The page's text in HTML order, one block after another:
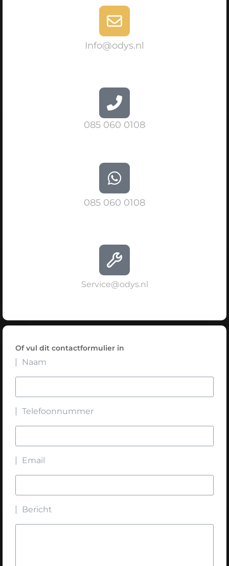
Info@odys.nl
085 060 0108
085 060 0108
Service@odys.nl
Of vul dit contactformulier in
Naam
Telefoonnummer
Email
Bericht